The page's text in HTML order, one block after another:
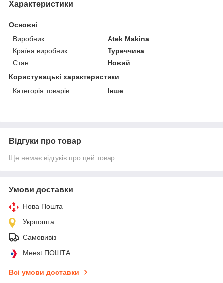
Характеристики
Основні
Виробник
Atek Makina
Країна виробник
Туреччина
Стан
Новий
Користувацькі характеристики
Категорія товарів
Інше
Відгуки про товар
Ще немає відгуків про цей товар
Умови доставки
Нова Пошта
Укрпошта
Самовивіз
Meest ПОШТА
Всі умови доставки